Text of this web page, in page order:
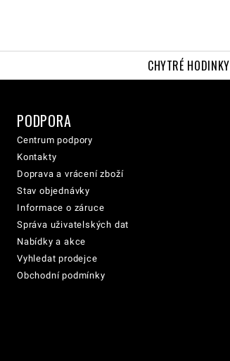
CHYTRÉ HODINKY
PODPORA
Centrum podpory
Kontakty
Doprava a vrácení zboží
Stav objednávky
Informace o záruce
Správa uživatelských dat
Nabídky a akce
Vyhledat prodejce
Obchodní podmínky